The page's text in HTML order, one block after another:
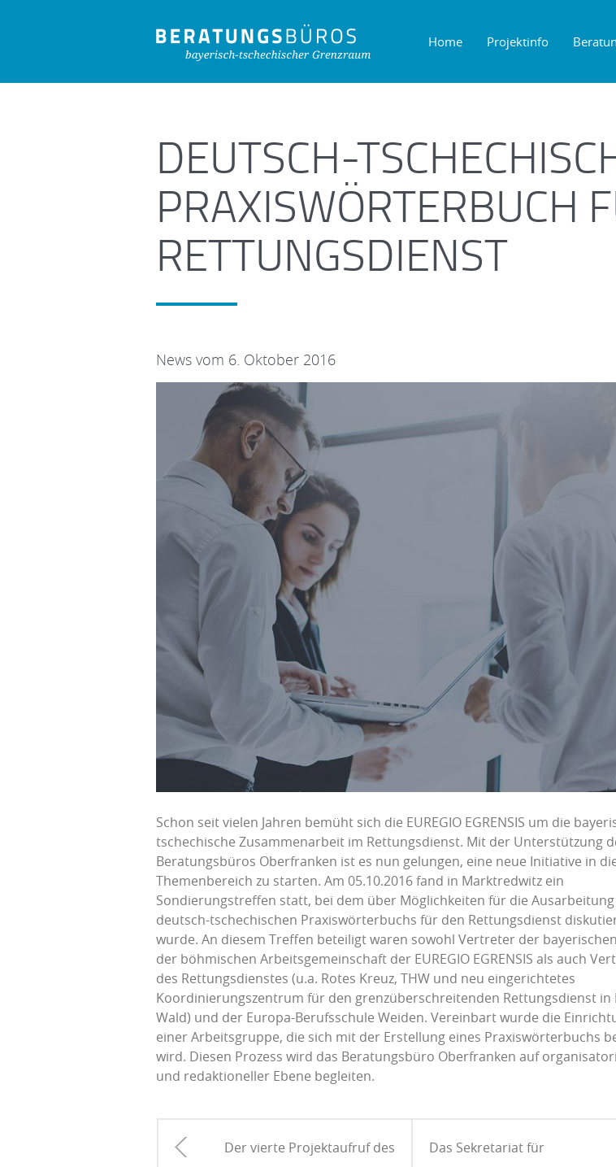
Home Projektinfo
DEUTSCH-
PRAXISWÖRTERBUCH
RETTUNGSDIENST
News vom 6. Oktober 2016
Schon seit vielen Jahren bemüht sich die EUREGIO EGRENSIS um die
tschechische Zusammenarbeit im Rettungsdienst. Mit der Unterstützung
Beratungsbüros Oberfranken ist es nun gelungen, eine neue Initiative in
Themenbereich zu starten. Am 05.10.2016 fand in Marktredwitz ein
Sondierungstreffen statt, bei dem über Möglichkeiten für die Ausarbeitung
deutsch-tschechischen Praxiswörterbuchs für den Rettungsdienst
wurde. An diesem Treffen beteiligt waren sowohl Vertreter der
der böhmischen Arbeitsgemeinschaft der EUREGIO EGRENSIS als auch
des Rettungsdienstes (u.a. Rotes Kreuz, THW und neu eingerichtetes
Koordinierungszentrum für den grenzüberschreitenden Rettungsdienst in
Wald) und der Europa-Berufsschule Weiden. Vereinbart wurde die
einer Arbeitsgruppe, die sich mit der Erstellung eines Praxiswörterbuchs
wird. Diesen Prozess wird das Beratungsbüro Oberfranken auf
und redaktioneller Ebene begleiten.
Der vierte Projektaufruf des Das Sekretariat für